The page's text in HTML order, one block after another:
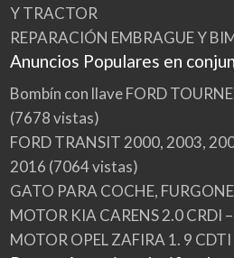
Y TRACTOR
REPARACIÓN EMBRAGUE Y
Anuncios Populares en
Bombín con llave FORD
(7678 vistas)
FORD TRANSIT 2000, 2003,
2016 (7064 vistas)
GATO PARA COCHE,
MOTOR KIA CARENS 2.0 CRDI
MOTOR OPEL ZAFIRA 1. 9